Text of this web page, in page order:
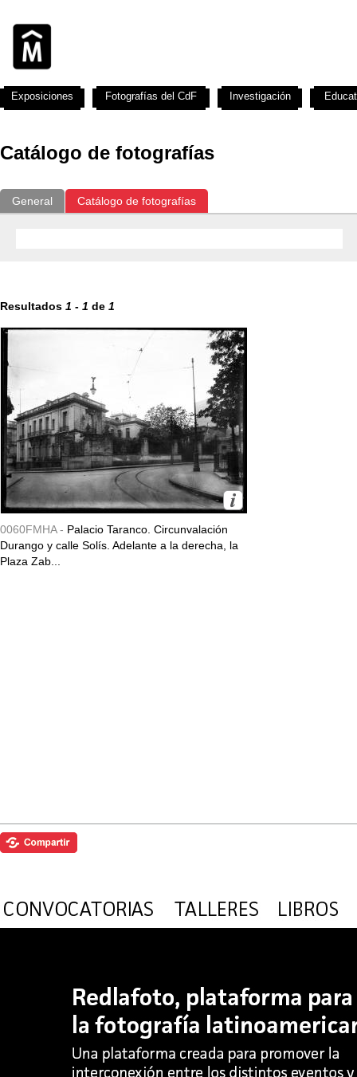
Catálogo de fotografías
General Catálogo de fotografías
Resultados 1 - 1 de 1
0060FMHA - Palacio Taranco. Circunvalación
Durango y calle Solís. Adelante a la derecha, la
Plaza Zab...
Exposiciones Fotografías del CdF Investigación